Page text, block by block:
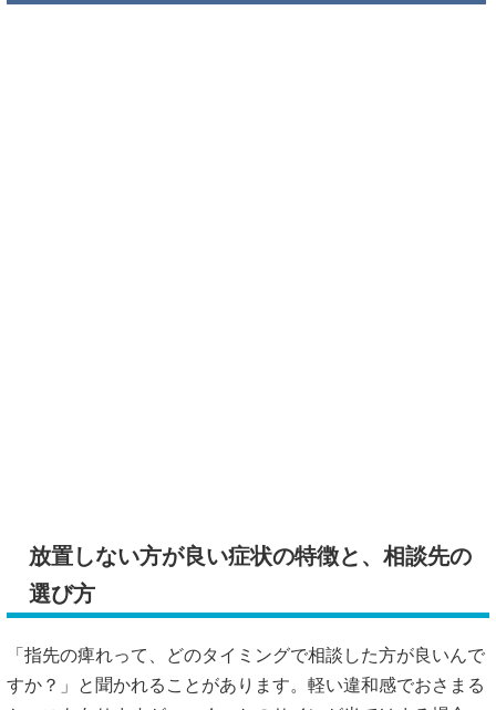
放置しない方が良い症状の特徴と、相談先の
選び方
「指先の痺れって、どのタイミングで相談した方が良いんで
すか？」と聞かれることがあります。軽い違和感でおさまる